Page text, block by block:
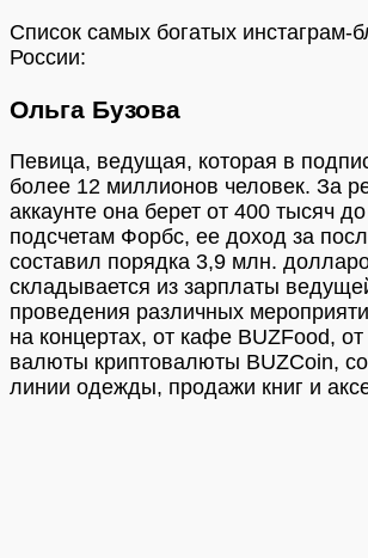
Список самых богатых инстаграм-
России:
Ольга Бузова
Певица, ведущая, которая в
более 12 миллионов человек. За
аккаунте она берет от 400 тысяч
подсчетам Форбс, ее доход за
составил порядка 3,9 млн.
складывается из зарплаты
проведения различных
на концертах, от кафе BUZFood,
валюты криптовалюты BUZCoin,
линии одежды, продажи книг и